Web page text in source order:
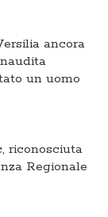
ancora
un uomo
riconosciuta
Regionale